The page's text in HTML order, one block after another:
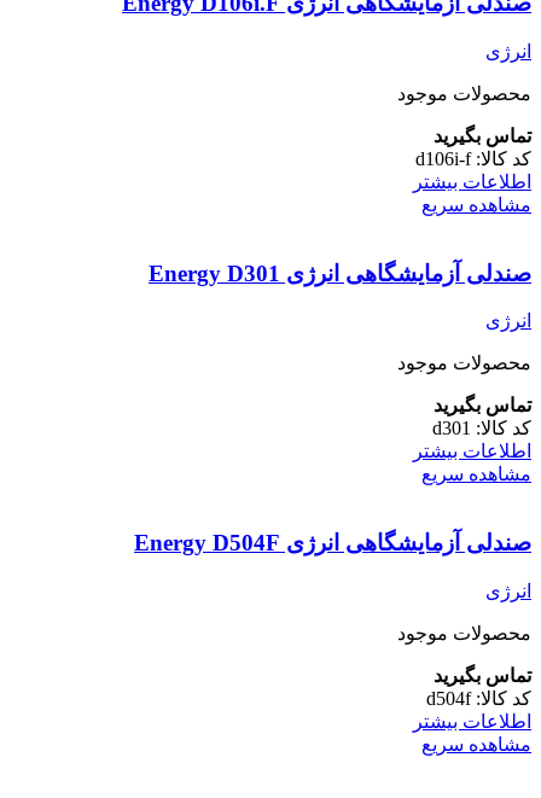
انرژی
محصولات موجود
تماس بگیرید
کد کالا:d106i-f
اطلاعات بیشتر
مشاهده سریع
صندلی آزمایشگاهی انرژی Energy D301
انرژی
محصولات موجود
تماس بگیرید
کد کالا: d301
اطلاعات بیشتر
مشاهده سریع
صندلی آزمایشگاهی انرژی Energy D504F
انرژی
محصولات موجود
تماس بگیرید
کد کالا:d504f
اطلاعات بیشتر
مشاهده سریع